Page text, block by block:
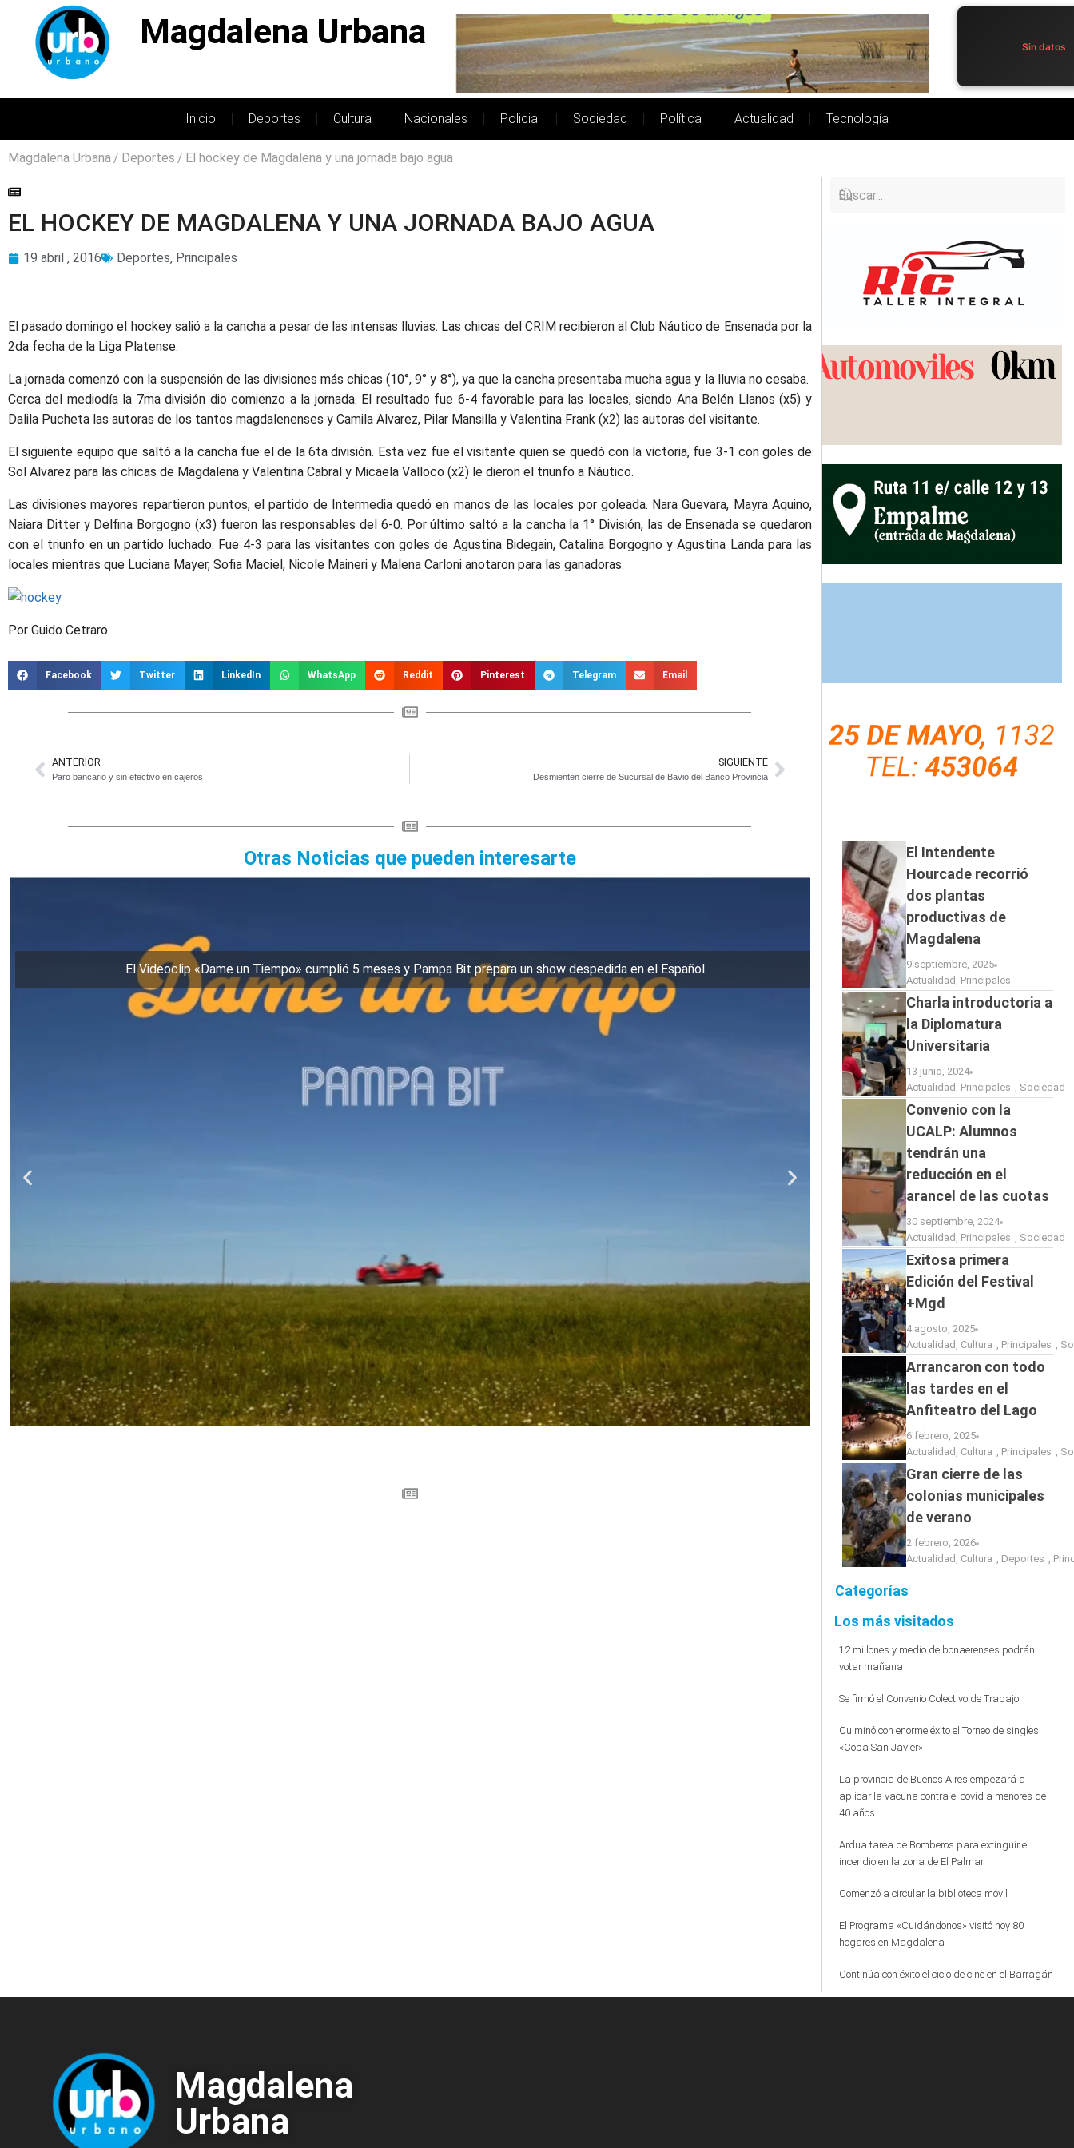
Magdalena Urbana Sin datos
Inicio Deportes Cultura Nacionales Policial Sociedad Política Actualidad Tecnología
Magdalena Urbana Deportes El hockey de Magdalena y una jornada bajo agua
EL HOCKEY DE MAGDALENA Y UNA JORNADA BAJO AGUA
19 abril , 2016 Deportes, Principales
El pasado domingo el hockey salió a la cancha a pesar de las intensas lluvias. Las chicas del CRIM recibieron al Club Náutico de Ensenada por la
2da fecha de la Liga Platense.
La jornada comenzó con la suspensión de las divisiones más chicas (10°, 9° y 8°), ya que la cancha presentaba mucha agua y la lluvia no cesaba.
Cerca del mediodía la 7ma división dio comienzo a la jornada. El resultado fue 6-4 favorable para las locales, siendo Ana Belén Llanos (x5) y
Dalila Pucheta las autoras de los tantos magdalenenses y Camila Alvarez, Pilar Mansilla y Valentina Frank (x2) las autoras del visitante.
El siguiente equipo que saltó a la cancha fue el de la 6ta división. Esta vez fue el visitante quien se quedó con la victoria, fue 3-1 con goles de
Sol Alvarez para las chicas de Magdalena y Valentina Cabral y Micaela Valloco (x2) le dieron el triunfo a Náutico.
Las divisiones mayores repartieron puntos, el partido de Intermedia quedó en manos de las locales por goleada. Nara Guevara, Mayra Aquino,
Naiara Ditter y Delfina Borgogno (x3) fueron las responsables del 6-0. Por último saltó a la cancha la 1° División, las de Ensenada se quedaron
con el triunfo en un partido luchado. Fue 4-3 para las visitantes con goles de Agustina Bidegain, Catalina Borgogno y Agustina Landa para las
locales mientras que Luciana Mayer, Sofia Maciel, Nicole Maineri y Malena Carloni anotaron para las ganadoras.
Por Guido Cetraro
Facebook Twitter LinkedIn WhatsApp Reddit Pinterest Telegram Email
ANTERIOR
Paro bancario y sin efectivo en cajeros
SIGUIENTE
Desmienten cierre de Sucursal de Bavio del Banco Provincia
Otras Noticias que pueden interesarte
El Videoclip «Dame un Tiempo» cumplió 5 meses y Pampa Bit prepara un show despedida en el Español El baviense
El Intendente
Hourcade recorrió
dos plantas
productivas de
Magdalena
9 septiembre, 2025
Actualidad , Principales
Charla introductoria a
la Diplomatura
Universitaria
13 junio, 2024
Actualidad , Principales , Sociedad
Convenio con la
UCALP: Alumnos
tendrán una
reducción en el
arancel de las cuotas
30 septiembre, 2024
Actualidad , Principales , Sociedad
Exitosa primera
Edición del Festival
+Mgd
4 agosto, 2025
Actualidad , Cultura , Principales ,
Arrancaron con todo
las tardes en el
Anfiteatro del Lago
6 febrero, 2025
Actualidad , Cultura , Principales ,
Gran cierre de las
colonias municipales
de verano
2 febrero, 2026
Actualidad , Cultura , Deportes ,
Categorías
Los más visitados
12 millones y medio de bonaerenses podrán
votar mañana
Se firmó el Convenio Colectivo de Trabajo
Culminó con enorme éxito el Torneo de singles
«Copa San Javier»
La provincia de Buenos Aires empezará a
aplicar la vacuna contra el covid a menores de
40 años
Ardua tarea de Bomberos para extinguir el
incendio en la zona de El Palmar
Comenzó a circular la biblioteca móvil
El Programa «Cuidándonos» visitó hoy 80
hogares en Magdalena
Continúa con éxito el ciclo de cine en el Barragán
Magdalena
Urbana